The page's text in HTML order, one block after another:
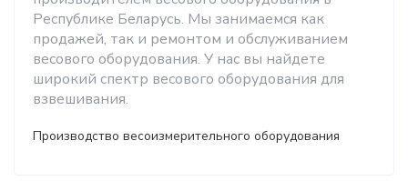
Республике Беларусь. Мы занимаемся как
продажей, так и ремонтом и обслуживанием
весового оборудования. У нас вы найдете
широкий спектр весового оборудования для
взвешивания.
Производство весоизмерительного оборудования